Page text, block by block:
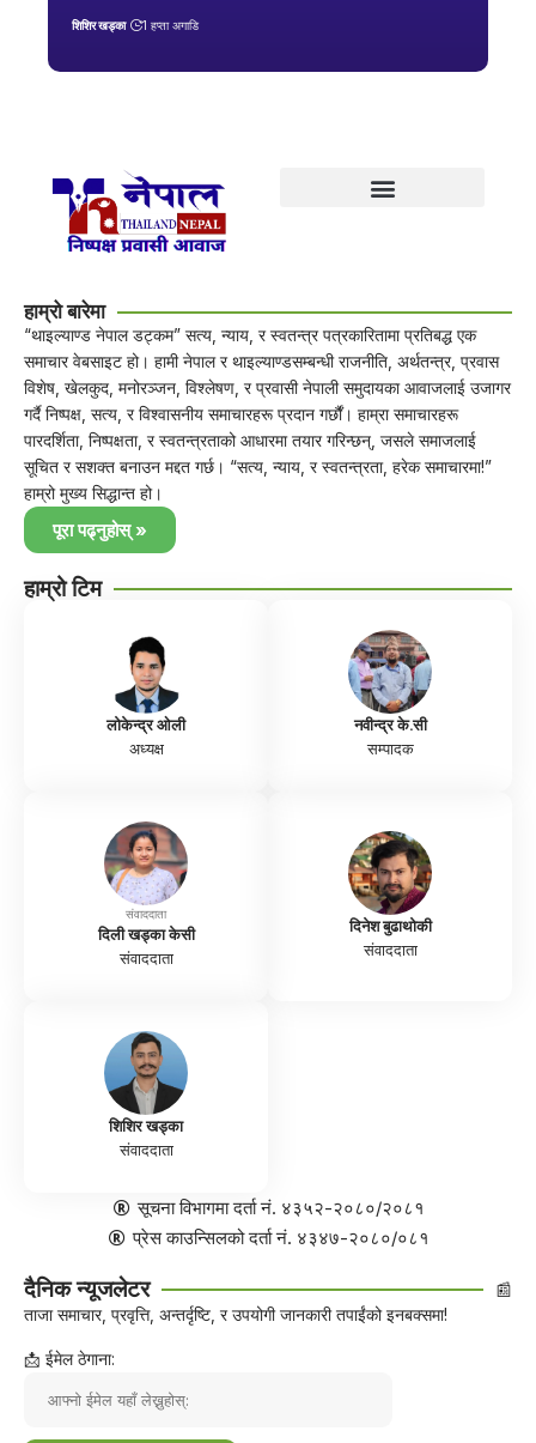
शिशिर खड्का 1 हप्ता अगाडि
हाम्रो बारेमा
“थाइल्याण्ड नेपाल डट्कम” सत्य, न्याय, र स्वतन्त्र पत्रकारितामा प्रतिबद्ध एक
समाचार वेबसाइट हो। हामी नेपाल र थाइल्याण्डसम्बन्धी राजनीति, अर्थतन्त्र, प्रवास
विशेष, खेलकुद, मनोरञ्जन, विश्लेषण, र प्रवासी नेपाली समुदायका आवाजलाई उजागर
गर्दै निष्पक्ष, सत्य, र विश्वासनीय समाचारहरू प्रदान गर्छौं। हाम्रा समाचारहरू
पारदर्शिता, निष्पक्षता, र स्वतन्त्रताको आधारमा तयार गरिन्छन्, जसले समाजलाई
सूचित र सशक्त बनाउन मद्दत गर्छ। “सत्य, न्याय, र स्वतन्त्रता, हरेक समाचारमा!”
हाम्रो मुख्य सिद्धान्त हो।
पूरा पढ्नुहोस् »
हाम्रो टिम
लोकेन्द्र ओली
अध्यक्ष
नवीन्द्र के.सी
सम्पादक
संवाददाता
दिली खड्का केसी
संवाददाता
दिनेश बुढाथोकी
संवाददाता
शिशिर खड्का
संवाददाता
सूचना विभागमा दर्ता नं. ४३५२-२०८०/२०८१
प्रेस काउन्सिलको दर्ता नं. ४३४७-२०८०/०८१
दैनिक न्यूजलेटर 📰
ताजा समाचार, प्रवृत्ति, अन्तर्दृष्टि, र उपयोगी जानकारी तपाईंको इनबक्समा!
📩 ईमेल ठेगाना: